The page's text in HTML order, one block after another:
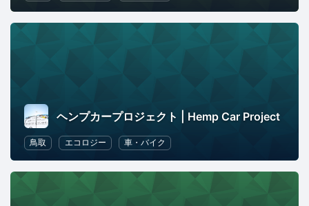
ヘンプカープロジェクト | Hemp Car Project
鳥取 エコロジー 車・バイク